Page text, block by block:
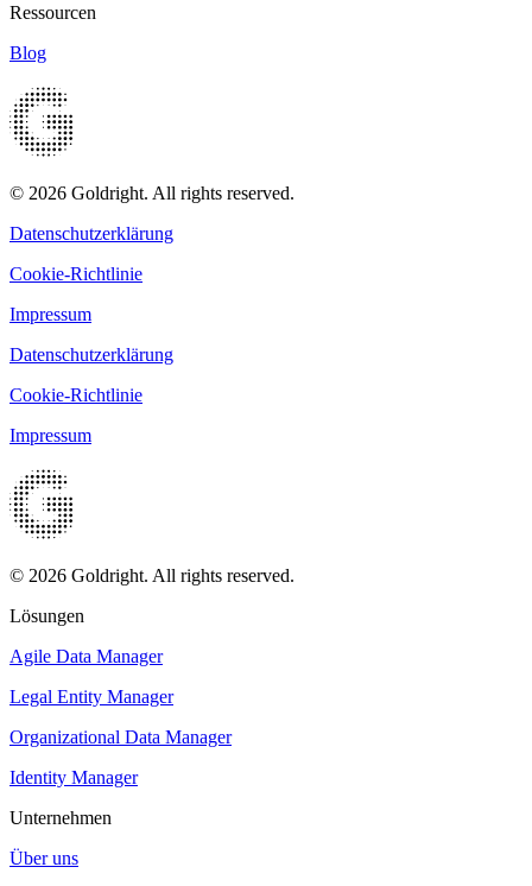
Ressourcen
Blog
© 2026 Goldright. All rights reserved.
Datenschutzerklärung
Cookie-Richtlinie
Impressum
Datenschutzerklärung
Cookie-Richtlinie
Impressum
© 2026 Goldright. All rights reserved.
Lösungen
Agile Data Manager
Legal Entity Manager
Organizational Data Manager
Identity Manager
Unternehmen
Über uns